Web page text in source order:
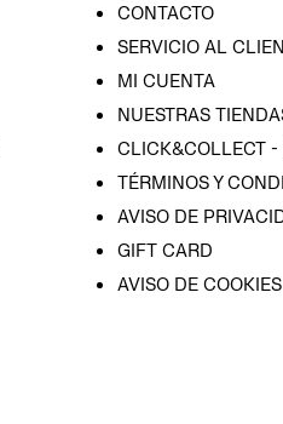
CONTACTO
SERVICIO AL
MI CUENTA
NUESTRAS
CLICK&COLLECT -
TÉRMINOS Y
AVISO DE
GIFT CARD
AVISO DE COOKIES